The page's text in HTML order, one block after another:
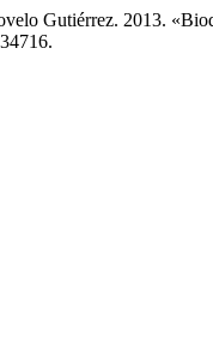
Gutiérrez. 2013.